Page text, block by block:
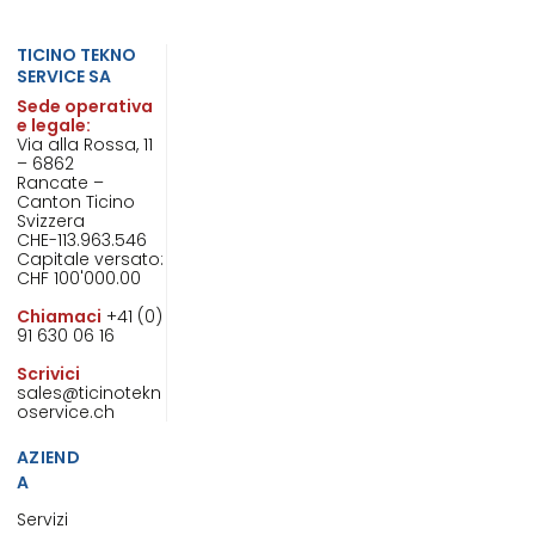
TICINO TEKNO
SERVICE SA
Sede operativa
e legale:
Via alla Rossa, 11
– 6862
Rancate –
Canton Ticino
Svizzera
CHE-113.963.546
Capitale versato:
CHF 100'000.00
Chiamaci +41 (0)
91 630 06 16
Scrivici
sales@ticinotekn
oservice.ch
AZIEND
A
Servizi